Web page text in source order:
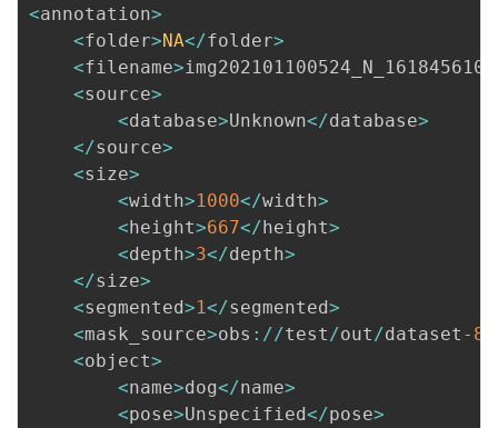
<annotation>
<folder>NA</folder>
<filename>
<source>
<database>Unknown</database>
</source>
<size>
<width>1000</width>
< height>667</ height>
<depth>3</depth>
</size>
<segmented>1</segmented>
<mask_source>obs : //test/out/dataset -
<object>
<name>dog</name>
<pose>Unspecified</pose>